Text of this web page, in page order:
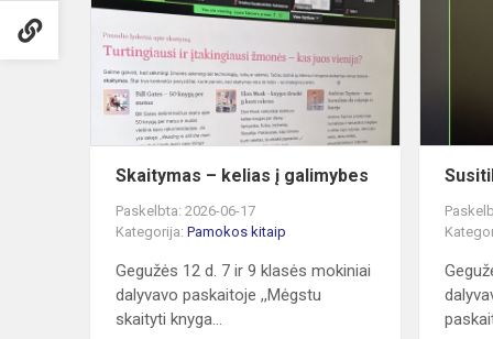
kelias
Skaitymas – kelias į galimybes
Paskelbta: 2026-06-17
Kategorija: Pamokos kitaip
Gegužės 12 d. 7 ir 9 klasės mokiniai
dalyvavo paskaitoje ,,Mėgstu
skaityti knyga...